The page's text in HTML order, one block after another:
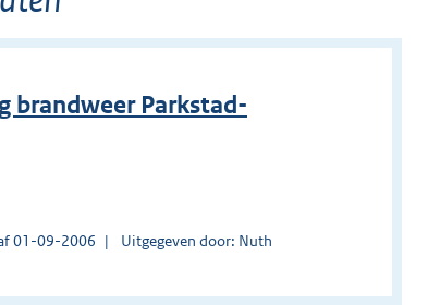
brandweer Parkstad-
01-09-2006 Uitgegeven door: Nuth